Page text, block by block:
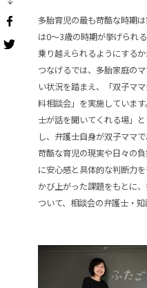
多胎育児の最も苛酷な時期
は0～3歳の時期が挙げられ
乗り越えられるようにする
つなげるでは、多胎家庭の
い状況を踏まえ、「双子マ
料相談会」を実施していま
士が話を聞いてくれる場」
し、弁護士自身が双子ママ
苛酷な育児の現実や日々の
に安心感と具体的な判断力
かび上がった課題をもとに
ついて、相談会の弁護士・知